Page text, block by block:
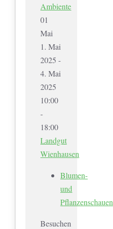
Ambiente
01
Mai
1. Mai
2025 -
4. Mai
2025
10:00
-
18:00
Landgut
Wienhausen
Blumen-
und
Pflanzenschauen
Besuchen